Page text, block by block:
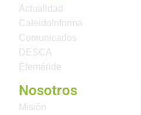
Actualidad
CaleidoInforma
Comunicados
DESCA
Efeméride
Nosotros
Misión